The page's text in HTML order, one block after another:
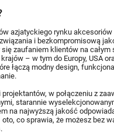
azjatyckiego rynku akcesoriów
i bezkompromisową
zaufaniem klientów na całym
– w tym do Europy, USA
łączą modny design,
projektantów, w połączeniu z
starannie
na najwyższą jakość
co sprawia, że możesz bez